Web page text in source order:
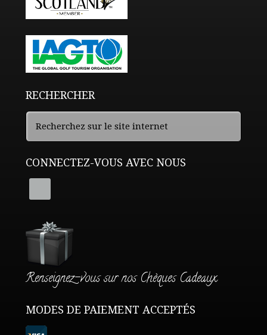
RECHERCHER
CONNECTEZ-VOUS AVEC NOUS
Renseignez-vous sur nos Chèques Cadeaux
MODES DE PAIEMENT ACCEPTÉS